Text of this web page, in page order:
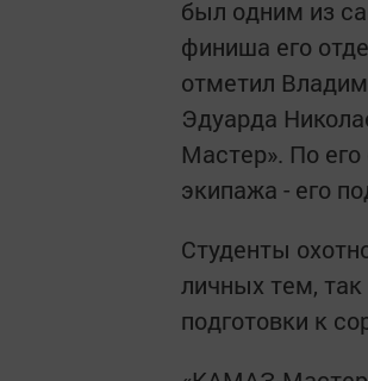
был одним из
финиша его
отметил
Эдуарда
Мастер». По его
экипажа - его
Студенты
личных тем, так
подготовки к